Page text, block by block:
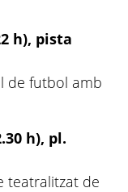
h), pista
de futbol amb
h), pl.
teatralitzat de